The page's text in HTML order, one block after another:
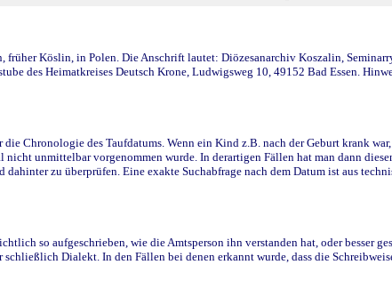
Köslin, in Polen. Die Anschrift lautet: Diözesanarchiv Koszalin,
des Heimatkreises Deutsch Krone, Ludwigsweg 10, 49152 Bad Essen.
Chronologie des Taufdatums. Wenn ein Kind z.B. nach der Geburt krank
unmittelbar vorgenommen wurde. In derartigen Fällen hat man dann
zu überprüfen. Eine exakte Suchabfrage nach dem Datum ist aus
so aufgeschrieben, wie die Amtsperson ihn verstanden hat, oder besser
Dialekt. In den Fällen bei denen erkannt wurde, dass die